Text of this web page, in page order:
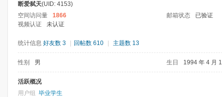
断爱弑天(UID: 4153)
空间访问量
1866 邮箱状态
已验证
视频认证
未认证
统计信息 好友数 3 回帖数 610 主题数 13
性别 男 生日 1994 年 4 月
活跃概况
用户组 毕业学生